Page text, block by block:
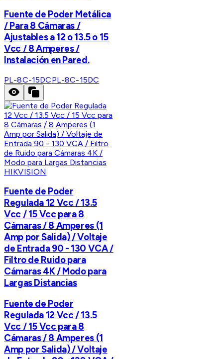
Fuente de Poder Metálica
/ Para 8 Cámaras /
Ajustables a 12 o 13.5 o 15
Vcc / 8 Amperes /
Instalación en Pared.
PL-8C-15DCPL-8C-15DC
HIKVISION
Fuente de Poder
Regulada 12 Vcc / 13.5
Vcc / 15 Vcc para 8
Cámaras / 8 Amperes (1
Amp por Salida) / Voltaje
de Entrada 90 - 130 VCA /
Filtro de Ruido para
Cámaras 4K / Modo para
Largas Distancias
Fuente de Poder
Regulada 12 Vcc / 13.5
Vcc / 15 Vcc para 8
Cámaras / 8 Amperes (1
Amp por Salida) / Voltaje